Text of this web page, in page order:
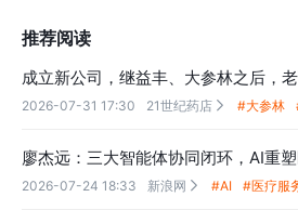
推荐阅读
成立新公司，继益丰、大参林之后，
2026-07-31 17:30 21世纪药店  #大参林
廖杰远：三大智能体协同闭环，AI重
2026-07-24 18:33 新浪网  #AI #医疗服